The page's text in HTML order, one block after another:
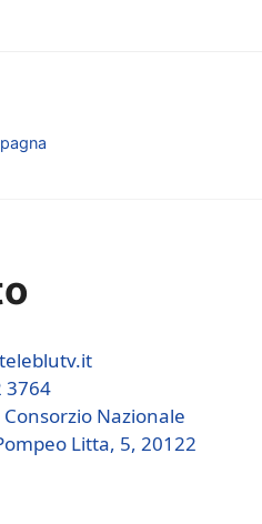
3764
Consorzio Nazionale
Litta, 5, 20122